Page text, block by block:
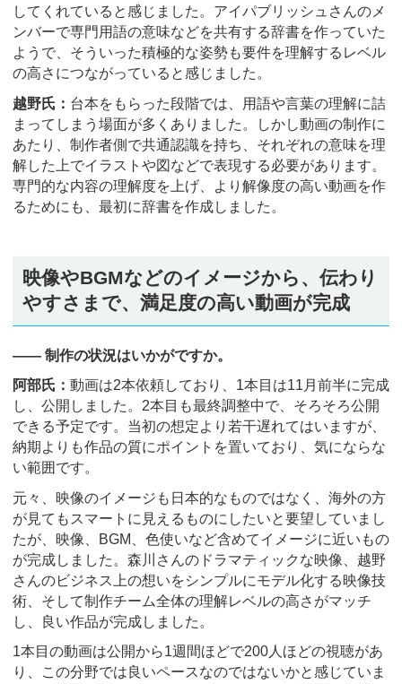
してくれていると感じました。アイパブリッシュさんのメ
ンバーで専門用語の意味などを共有する辞書を作っていた
ようで、そういった積極的な姿勢も要件を理解するレベル
の高さにつながっていると感じました。
越野氏： 台本をもらった段階では、用語や言葉の理解に詰
まってしまう場面が多くありました。しかし動画の制作に
あたり、制作者側で共通認識を持ち、それぞれの意味を理
解した上でイラストや図などで表現する必要があります。
専門的な内容の理解度を上げ、より解像度の高い動画を作
るためにも、最初に辞書を作成しました。
映像やBGMなどのイメージから、伝わり
やすさまで、満足度の高い動画が完成
―― 制作の状況はいかがですか。
阿部氏： 動画は2本依頼しており、1本目は11月前半に完成
し、公開しました。2本目も最終調整中で、そろそろ公開
できる予定です。当初の想定より若干遅れてはいますが、
納期よりも作品の質にポイントを置いており、気にならな
い範囲です。
元々、映像のイメージも日本的なものではなく、海外の方
が見てもスマートに見えるものにしたいと要望していまし
たが、映像、BGM、色使いなど含めてイメージに近いもの
が完成しました。森川さんのドラマティックな映像、越野
さんのビジネス上の想いをシンプルにモデル化する映像技
術、そして制作チーム全体の理解レベルの高さがマッチ
し、良い作品が完成しました。
1本目の動画は公開から1週間ほどで200人ほどの視聴があ
り、この分野では良いペースなのではないかと感じていま